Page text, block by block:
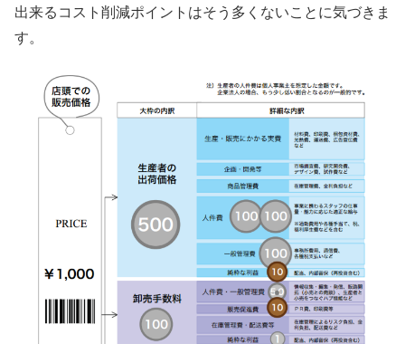
出来るコスト削減ポイントはそう多くないことに気づきま
す。